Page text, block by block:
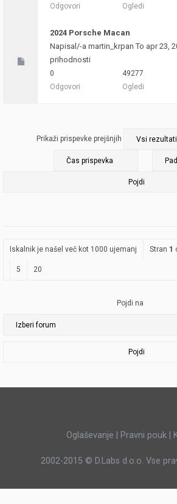
Odgovori
Ogledi
2024 Porsche Macan
Napisal/-a martin_krpan To apr 23,
prihodnosti
0
Odgovori
49277
Ogledi
Prikaži prispevke prejšnjih
Iskalnik je našel več kot 1000 ujemanj Stran 1
5 20
Pojdi na
Pojdi
Oglaševanje Pravni pouk
2002-2015 © D.Labs d.o.o. Vse